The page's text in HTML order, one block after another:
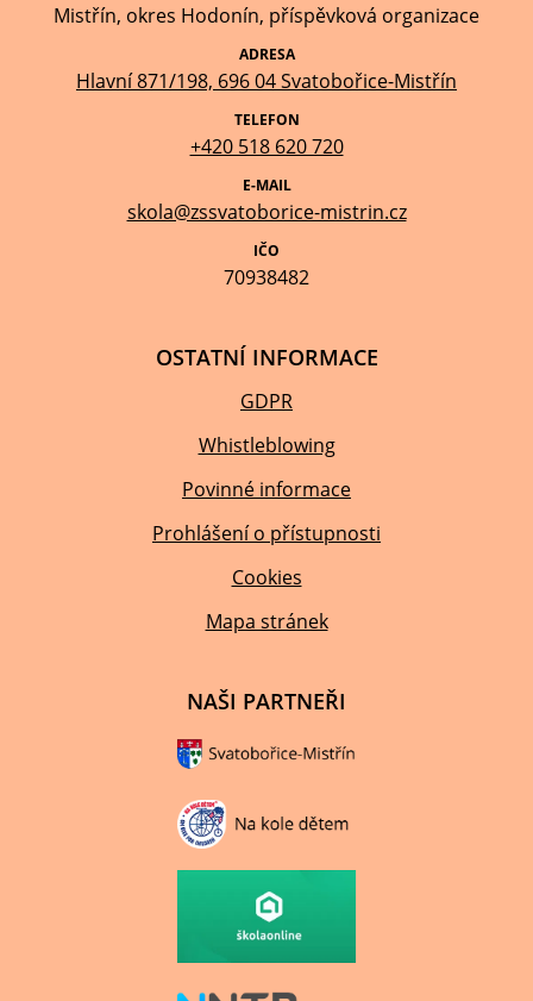
Mistřín, okres Hodonín, příspěvková organizace
ADRESA
Hlavní 871/198, 696 04 Svatobořice-Mistřín
TELEFON
+420 518 620 720
E-MAIL
skola@zssvatoborice-mistrin.cz
IČO
70938482
OSTATNÍ INFORMACE
GDPR
Whistleblowing
Povinné informace
Prohlášení o přístupnosti
Cookies
Mapa stránek
NAŠI PARTNEŘI